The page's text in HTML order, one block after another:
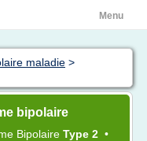
Menu
maladie >
bipolaire
Bipolaire Type 2 •